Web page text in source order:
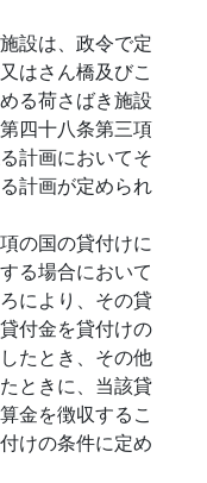
設は、政令で定
はさん橋及びこ
る荷さばき施設
四十八条第三項
計画においてそ
計画が定められ
の国の貸付けに
る場合において
により、その貸
付金を貸付けの
たとき、その他
ときに、当該貸
金を徴収するこ
けの条件に定め